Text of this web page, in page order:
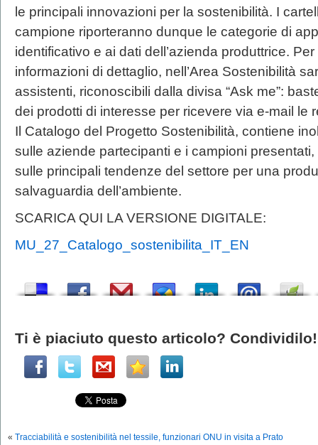
le principali innovazioni per la sostenibilità. I
campione riporteranno dunque le categorie di
identificativo e ai dati dell’azienda produttrice.
informazioni di dettaglio, nell’Area Sostenibilità
assistenti, riconoscibili dalla divisa “Ask me”:
dei prodotti di interesse per ricevere via e-mail le
Il Catalogo del Progetto Sostenibilità, contiene
sulle aziende partecipanti e i campioni
sulle principali tendenze del settore per una
salvaguardia dell’ambiente.
SCARICA QUI LA VERSIONE DIGITALE:
MU_27_Catalogo_sostenibilita_IT_EN
Ti è piaciuto questo articolo? Condividilo!
« Tracciabilità e sostenibilità nel tessile, funzionari ONU in visita a Prato